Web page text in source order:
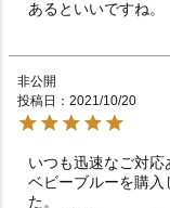
非公開
投稿日
2021/10/20
いつも迅速なご対応
ベビーブルーを購入
た。